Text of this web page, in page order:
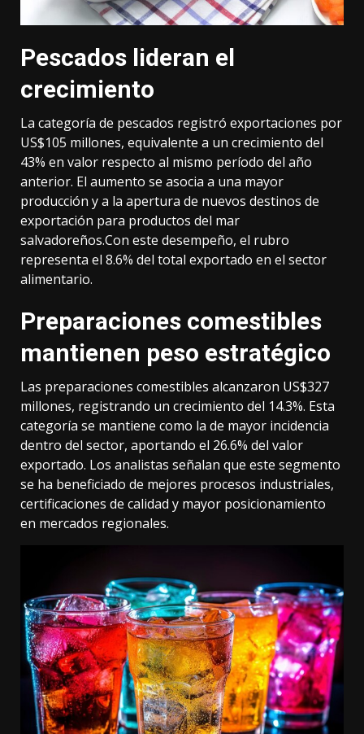
Pescados lideran el
crecimiento
La categoría de pescados registró exportaciones por
US$105 millones, equivalente a un crecimiento del
43% en valor respecto al mismo período del año
anterior. El aumento se asocia a una mayor
producción y a la apertura de nuevos destinos de
exportación para productos del mar
salvadoreños.Con este desempeño, el rubro
representa el 8.6% del total exportado en el sector
alimentario.
Preparaciones comestibles
mantienen peso estratégico
Las preparaciones comestibles alcanzaron US$327
millones, registrando un crecimiento del 14.3%. Esta
categoría se mantiene como la de mayor incidencia
dentro del sector, aportando el 26.6% del valor
exportado. Los analistas señalan que este segmento
se ha beneficiado de mejores procesos industriales,
certificaciones de calidad y mayor posicionamiento
en mercados regionales.